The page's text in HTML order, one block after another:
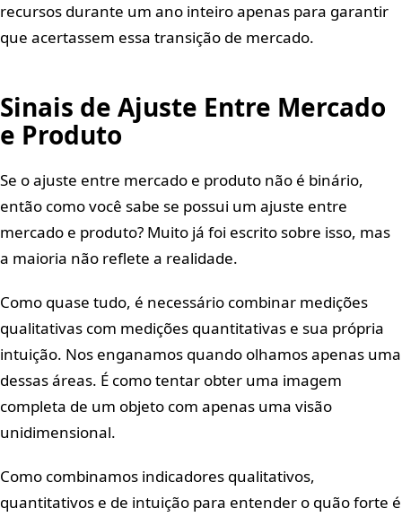
recursos durante um ano inteiro apenas para garantir
que acertassem essa transição de mercado.
Sinais de Ajuste Entre Mercado
e Produto
Se o ajuste entre mercado e produto não é binário,
então como você sabe se possui um ajuste entre
mercado e produto? Muito já foi escrito sobre isso, mas
a maioria não reflete a realidade.
Como quase tudo, é necessário combinar medições
qualitativas com medições quantitativas e sua própria
intuição. Nos enganamos quando olhamos apenas uma
dessas áreas. É como tentar obter uma imagem
completa de um objeto com apenas uma visão
unidimensional.
Como combinamos indicadores qualitativos,
quantitativos e de intuição para entender o quão forte é